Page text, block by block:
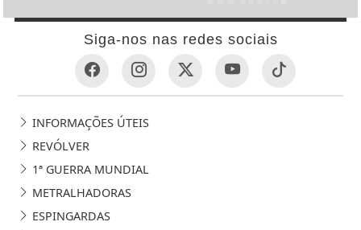
Siga-nos nas redes sociais
INFORMAÇÕES ÚTEIS
REVÓLVER
1ª GUERRA MUNDIAL
METRALHADORAS
ESPINGARDAS